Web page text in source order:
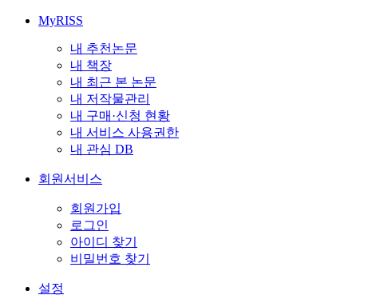
MyRISS
내 추천논문
내 책장
내 최근 본 논문
내 저작물관리
내 구매·신청 현황
내 서비스 사용권한
내 관심 DB
회원서비스
회원가입
로그인
아이디 찾기
비밀번호 찾기
설정